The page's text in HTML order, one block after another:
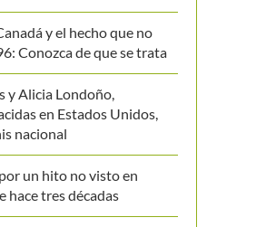
y el hecho que no
Conozca de que se trata
y Alicia Londoño,
en Estados Unidos,
nacional
un hito no visto en
hace tres décadas